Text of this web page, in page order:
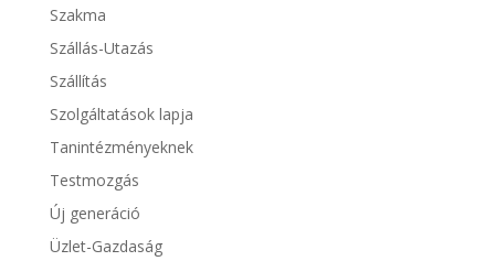
Szakma
Szállás-Utazás
Szállítás
Szolgáltatások lapja
Tanintézményeknek
Testmozgás
Új generáció
Üzlet-Gazdaság